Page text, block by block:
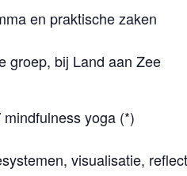
en praktische zaken
groep, bij Land aan Zee
yoga (*)
visualisatie,